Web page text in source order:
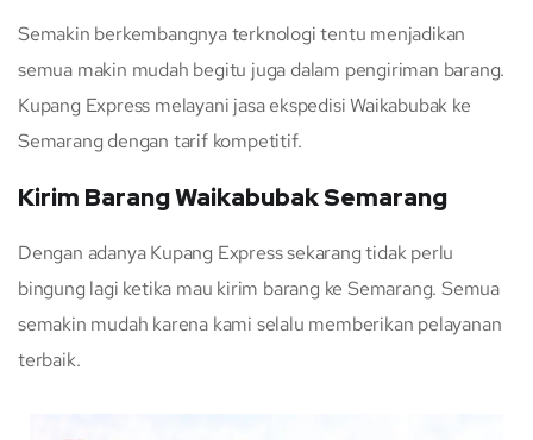
Semakin berkembangnya terknologi tentu menjadikan
semua makin mudah begitu juga dalam pengiriman barang.
Kupang Express melayani jasa ekspedisi Waikabubak ke
Semarang dengan tarif kompetitif.
Kirim Barang Waikabubak Semarang
Dengan adanya Kupang Express sekarang tidak perlu
bingung lagi ketika mau kirim barang ke Semarang. Semua
semakin mudah karena kami selalu memberikan pelayanan
terbaik.